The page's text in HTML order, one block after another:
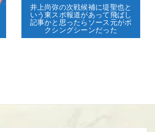
井上尚弥の次戦候補に堤聖也と
いう東スポ報道があって飛ばし
記事かと思ったらソース元がボ
クシングシーンだった